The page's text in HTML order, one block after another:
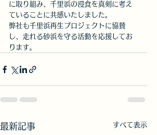
に取り組み、千里浜の浸食を真剣に考え
ていることに共感いたしました。
弊社も千里浜再生プロジェクトに協賛
し、走れる砂浜を守る活動を応援してお
ります。
最新記事 すべて表示